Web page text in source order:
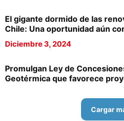
El gigante dormido de las
Chile: Una oportunidad aún
Diciembre 3, 2024
Promulgan Ley de
Geotérmica que favorece
Cargar